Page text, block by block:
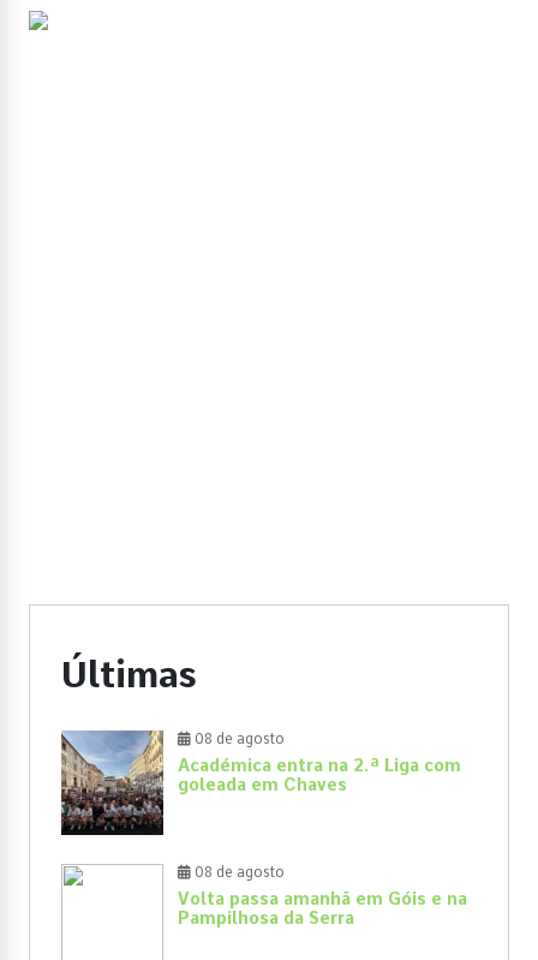
Últimas
08 de agosto
Académica entra na 2.ª Liga com
goleada em Chaves
08 de agosto
Volta passa amanhã em Góis e na
Pampilhosa da Serra